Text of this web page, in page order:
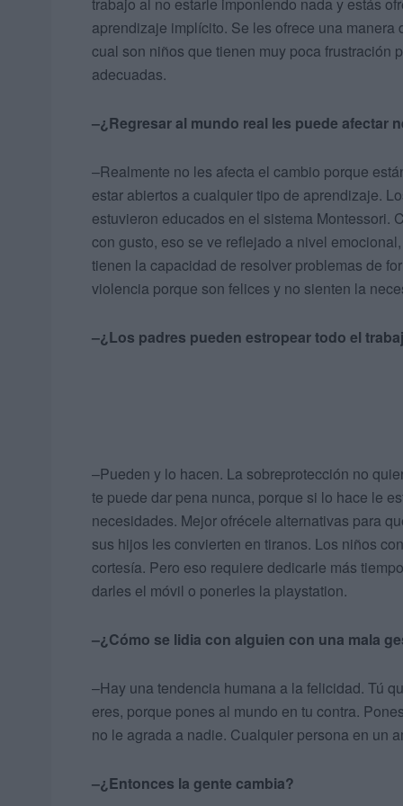
trabajo al no estarle imponiendo nada y estás
aprendizaje implícito. Se les ofrece una
cual son niños que tienen muy poca frustración
adecuadas.
–¿Regresar al mundo real les puede afectar
–Realmente no les afecta el cambio porque
estar abiertos a cualquier tipo de aprendizaje.
estuvieron educados en el sistema Montessori.
con gusto, eso se ve reflejado a nivel
tienen la capacidad de resolver problemas de
violencia porque son felices y no sienten la
–¿Los padres pueden estropear todo el
–Pueden y lo hacen. La sobreprotección no
te puede dar pena nunca, porque si lo hace le
necesidades. Mejor ofrécele alternativas para
sus hijos les convierten en tiranos. Los niños
cortesía. Pero eso requiere dedicarle más
darles el móvil o ponerles la playstation.
–¿Cómo se lidia con alguien con una mala
–Hay una tendencia humana a la felicidad. Tú
eres, porque pones al mundo en tu contra.
no le agrada a nadie. Cualquier persona en un
–¿Entonces la gente cambia?